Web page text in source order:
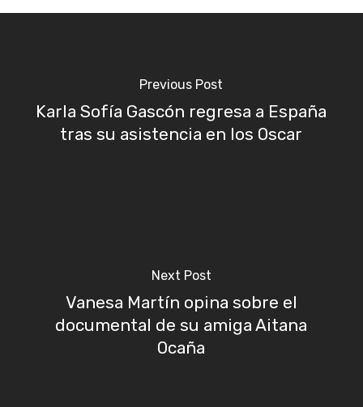
Previous Post
Karla Sofía Gascón regresa a España
tras su asistencia en los Oscar
Next Post
Vanesa Martín opina sobre el
documental de su amiga Aitana
Ocaña